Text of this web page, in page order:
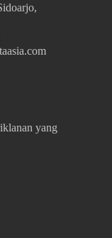
yang